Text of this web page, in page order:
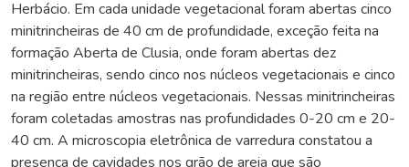
Herbácio. Em cada unidade vegetacional foram abertas cinco
minitrincheiras de 40 cm de profundidade, exceção feita na
formação Aberta de Clusia, onde foram abertas dez
minitrincheiras, sendo cinco nos núcleos vegetacionais e cinco
na região entre núcleos vegetacionais. Nessas minitrincheiras
foram coletadas amostras nas profundidades 0-20 cm e 20-
40 cm. A microscopia eletrônica de varredura constatou a
presença de cavidades nos grão de areia que são